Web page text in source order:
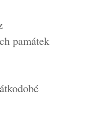
památek